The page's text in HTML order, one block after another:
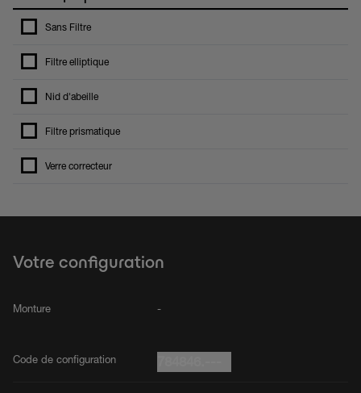
Sans Filtre
Filtre elliptique
Nid d'abeille
Filtre prismatique
Verre correcteur
Votre configuration
Monture -
Code de configuration